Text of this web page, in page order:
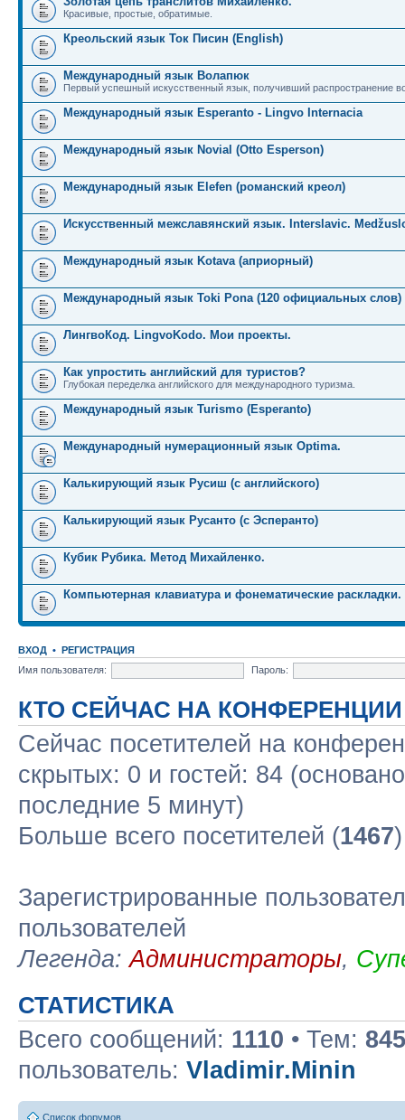
Красивые, простые, обратимые.
Креольский язык Ток Писин (English)
Международный язык Волапюк
Первый успешный искусственный язык, получивший распространение
Международный язык Esperanto - Lingvo Internacia
Международный язык Novial (Otto Esperson)
Международный язык Elefen (романский креол)
Искусственный межславянский язык. Interslavic.
Международный язык Kotava (априорный)
Международный язык Toki Pona (120 официальных слов)
ЛингвоКод. LingvoKodo. Мои проекты.
Как упростить английский для туристов?
Глубокая переделка английского для международного туризма.
Международный язык Turismo (Esperanto)
Международный нумерационный язык Optima.
Калькирующий язык Русиш (с английского)
Калькирующий язык Русанто (с Эсперанто)
Кубик Рубика. Метод Михайленко.
Компьютерная клавиатура и фонематические раскладки.
ВХОД • РЕГИСТРАЦИЯ
Имя пользователя:
Пароль:
КТО СЕЙЧАС НА КОНФЕРЕНЦИИ
Сейчас посетителей на
скрытых: 0 и гостей: 84
последние 5 минут)
Больше всего посетителей (1467
Зарегистрированные
пользователей
Легенда:Администраторы,
СТАТИСТИКА
Всего сообщений: 1110 • Тем: 845
пользователь: Vladimir.Minin
Список форумов